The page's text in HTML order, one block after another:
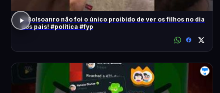
O Bolsoanro não foi o único proibido de ver os filhos no dia
dos pais! #política #fyp